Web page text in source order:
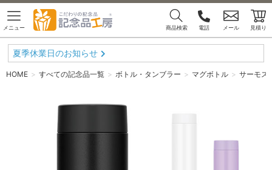
メニュー 商品検索 電話 メール 見積り
夏季休業日のお知らせ
HOME すべての記念品一覧 ボトル・タンブラー マグボトル サーモス